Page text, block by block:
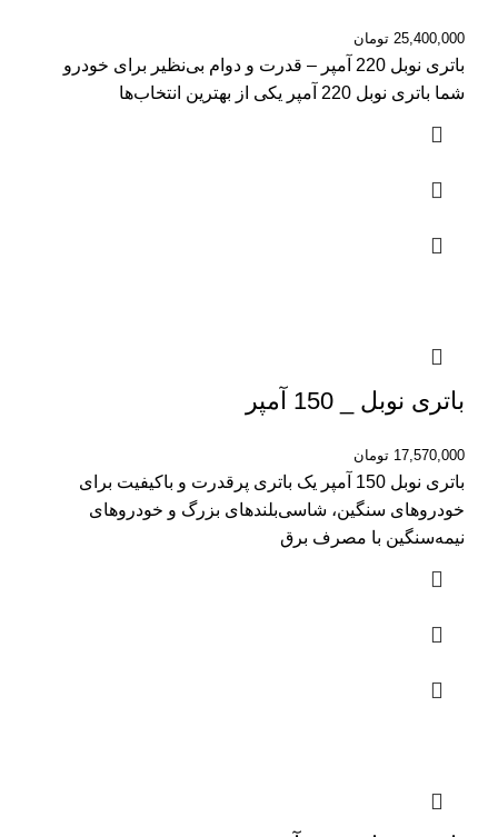
25,400,000 تومان
باتری نوبل 220 آمپر – قدرت و دوام بی‌نظیر برای خودرو
شما باتری نوبل 220 آمپر یکی از بهترین انتخاب‌ها
باتری نوبل _ 150 آمپر
17,570,000 تومان
باتری نوبل 150 آمپر یک باتری پرقدرت و باکیفیت برای
خودروهای سنگین، شاسی‌بلندهای بزرگ و خودروهای
نیمه‌سنگین با مصرف برق